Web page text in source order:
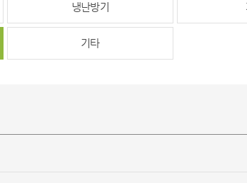
냉난방기
기타